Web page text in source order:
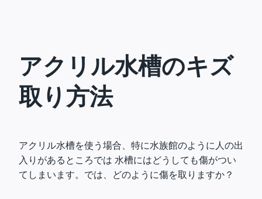
アクリル水槽のキズ
取り方法
アクリル水槽を使う場合、特に水族館のように人の出
入りがあるところでは 水槽にはどうしても傷がつい
てしまいます。では、どのように傷を取りますか？